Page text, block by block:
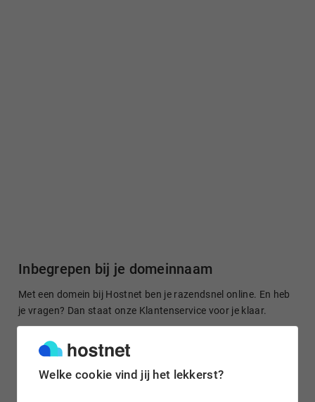
Welke cookie vind jij het lekkerst?
Inbegrepen bij je domeinnaam
Met een domein bij Hostnet ben je razendsnel online. En heb
je vragen? Dan staat onze Klantenservice voor je klaar.
Gratis domein doorsturen